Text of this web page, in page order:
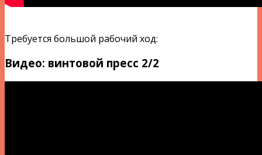
Требуется большой рабочий ход:
Видео: винтовой пресс 2/2